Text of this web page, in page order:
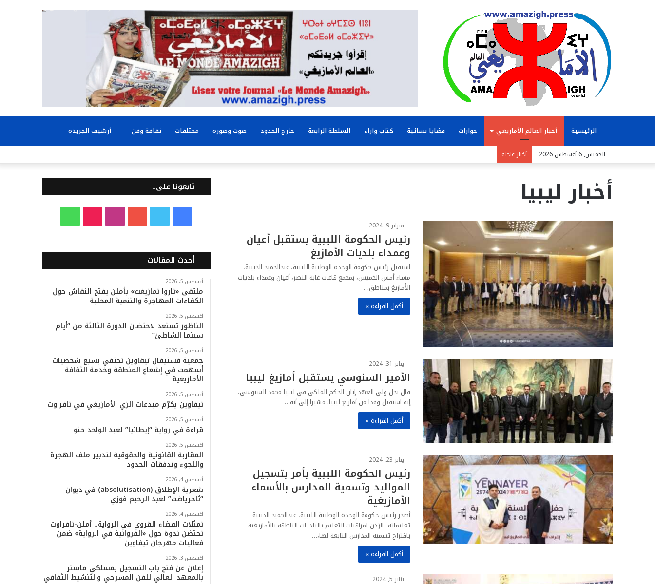
الرئيسية أخبار العالم الأمازيغي حوارات قضايا نسائية كتاب وآراء السلطة الرابعة خارج الحدود صوت وصورة مختلفات ثقافة وفن أرشيف الجريدة
عن
الخميس, 6 أغسطس 2026 أخبار عاجلة
أخبار ليبيا
فبراير 9, 2024
رئيس الحكومة الليبية يستقبل أعيان
وعمداء بلديات الأمازيغ
استقبل رئيس حكومة الوحدة الوطنية الليبية، عبدالحميد الدبيبة،
مساء أمس الخميس، بمجمع قاعات غابة النصر، أعيان وعمداء بلديات
الأمازيغ بمناطق…
أكمل القراءة »
يناير 31, 2024
الأمير السنوسي يستقبل أمازيغ ليبيا
قال نجل ولي العهد إبان الحكم الملكي في ليبيا محمد السنوسي،
إنه استقبل وفدا من أمازيغ ليبيا. مشيرا إلى أنه…
أكمل القراءة »
يناير 23, 2024
رئيس الحكومة الليبية يأمر بتسجيل
المواليد وتسمية المدارس بالأسماء
الأمازيغية
أصدر رئيس حكومة الوحدة الوطنية الليبية، عبدالحميد الدبيبة
تعليماته بالإذن لمراقبات التعليم بالبلديات الناطقة بالأمازيغية
باقتراح تسمية المدارس التابعة لها،…
أكمل القراءة »
يناير 5, 2024
تابعونا على..
س
ب
و
ك
ي
ت
ر
ت
ي
و
س
ت
ق
ا
k
T
o
ت
س
ا
أحدث المقالات
أغسطس 5, 2026
ملتقى «تاروا تمازيغت» بأملن يفتح النقاش حول
الكفاءات المهاجرة والتنمية المحلية
أغسطس 5, 2026
الناظور تستعد لاحتضان الدورة الثالثة من “أيام
سينما الشاطئ”
أغسطس 5, 2026
جمعية فستيفال تيفاوين تحتفي بسبع شخصيات
أسهمت في إشعاع المنطقة وخدمة الثقافة
الأمازيغية
أغسطس 5, 2026
تيفاوين يكرّم مبدعات الزي الأمازيغي في تافراوت
أغسطس 5, 2026
قراءة في رواية “إيطانيا” لعبد الواحد حنو
أغسطس 5, 2026
المقاربة القانونية والحقوقية لتدبير ملف الهجرة
واللجوء وتدفقات الحدود
أغسطس 4, 2026
شعرية الإطلاق (absolutisation) في ديوان
“ثاحرياضت” لعبد الرحيم فوزي
أغسطس 4, 2026
تمثلات الفضاء القروي في الرواية.. أملن-تافراوت
تحتضن ندوة حول «القروانية في الرواية» ضمن
فعاليات مهرجان تيفاوين
أغسطس 3, 2026
إعلان عن فتح باب التسجيل بمسلكي ماستر
بالمعهد العالي للفن المسرحي والتنشيط الثقافي